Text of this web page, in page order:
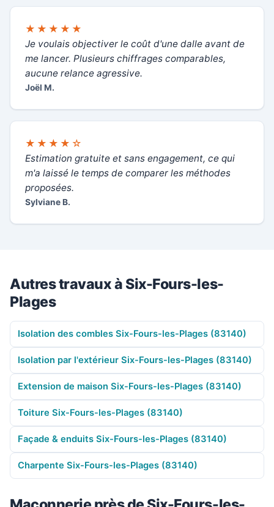
★★★★★
Je voulais objectiver le coût d'une dalle avant de
me lancer. Plusieurs chiffrages comparables,
aucune relance agressive.
Joël M.
★★★★☆
Estimation gratuite et sans engagement, ce qui
m'a laissé le temps de comparer les méthodes
proposées.
Sylviane B.
Autres travaux à Six-Fours-les-
Plages
Isolation des combles Six-Fours-les-Plages (83140)
Isolation par l'extérieur Six-Fours-les-Plages (83140)
Extension de maison Six-Fours-les-Plages (83140)
Toiture Six-Fours-les-Plages (83140)
Façade & enduits Six-Fours-les-Plages (83140)
Charpente Six-Fours-les-Plages (83140)